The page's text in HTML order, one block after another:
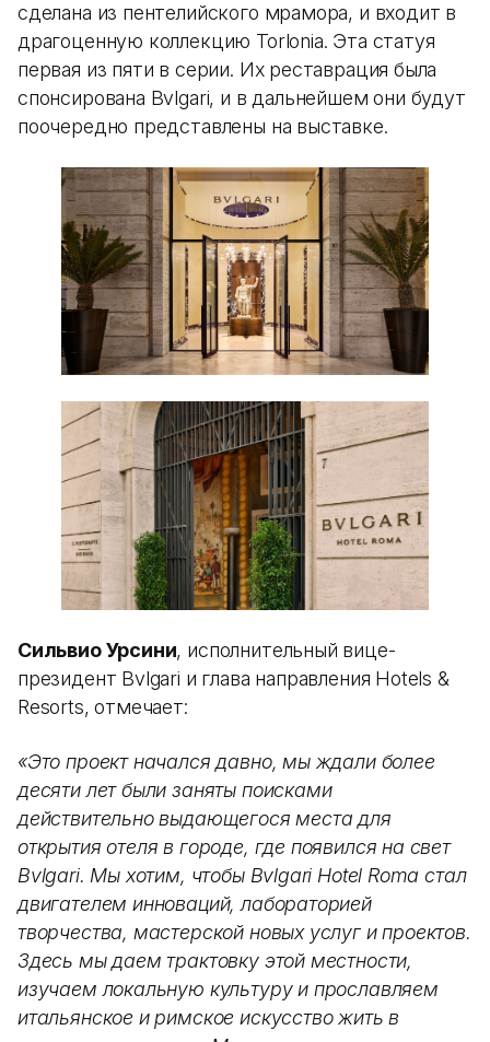
сделана из пентелийского мрамора, и входит в
драгоценную коллекцию Torlonia. Эта статуя
первая из пяти в серии. Их реставрация была
спонсирована Bvlgari, и в дальнейшем они будут
поочередно представлены на выставке.
Сильвио Урсини, исполнительный вице-
президент Bvlgari и глава направления Hotels &
Resorts, отмечает:
«Это проект начался давно, мы ждали более
десяти лет были заняты поисками
действительно выдающегося места для
открытия отеля в городе, где появился на свет
Bvlgari. Мы хотим, чтобы Bvlgari Hotel Roma стал
двигателем инноваций, лабораторией
творчества, мастерской новых услуг и проектов.
Здесь мы даем трактовку этой местности,
изучаем локальную культуру и прославляем
итальянское и римское искусство жить в